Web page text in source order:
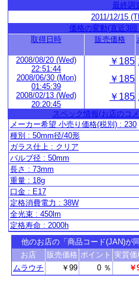
最終調
2011/12/15
価格の変動(直近3
取得日時
販売価格
2008/08/20 (Wed)
22:51:44
￥185
2008/06/30 (Mon)
01:45:39
￥185
2008/02/13 (Wed)
20:20:45
￥185
スペック情報(お店のコ
メーカー希望 小売り価格(税別) : 230
種別 : 50mm径/40形
ガラス仕上 : クリア
バルブ径 : 50mm
長さ : 73mm
重量 : 18g
口金 : E17
定格消費電力 : 38W
全光束 : 450lm
定格寿命 : 2000h
他のお店の「商品コード(JAN)が
お店
販売価格 ポイント 実質価
ムラウチ
￥99 0 ％ ￥